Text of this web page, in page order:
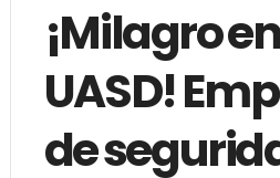
¡Milagro
UASD!
de